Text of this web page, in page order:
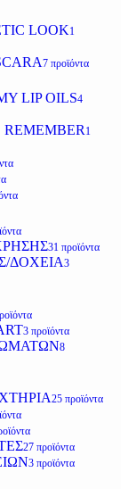
LOOK1
7 προϊόντα
LIP OILS4
REMEMBER 1
31 προϊόντα
ΔΟΧΕΙΑ3
3 προϊόντα
8
25 προϊόντα
27 προϊόντα
3 προϊόντα